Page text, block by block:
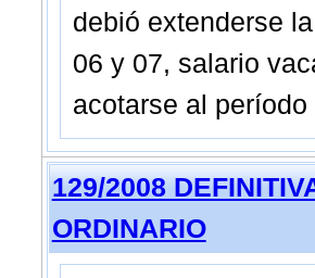
debió extenderse
06 y 07, salario
acotarse al período
129/2008
ORDINARIO